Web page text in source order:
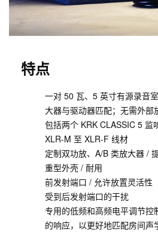
特点
一对 50 瓦、5 英寸有源录音
大器与驱动器匹配；无需外部
包括两个 KRK CLASSIC 5 监
XLR-M 至 XLR-F 线材
定制双功放、A/B 类放大器 /
重型外壳 / 耐用
前发射端口 / 允许放置灵活性
受到后发射端口的干扰
专用的低频和高频电平调节控
的响应，以更好地匹配房间声